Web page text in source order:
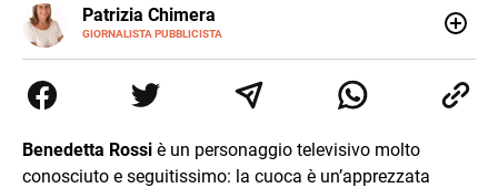
Patrizia Chimera
GIORNALISTA PUBBLICISTA
E-
MAIL
LINKEDIN
collaborato con grandi gruppi editoriali e agenzie di
comunicazione specializzandosi nella scrittura di articoli
Benedetta Rossi è un personaggio televisivo molto
conosciuto e seguitissimo: la cuoca è un’apprezzata